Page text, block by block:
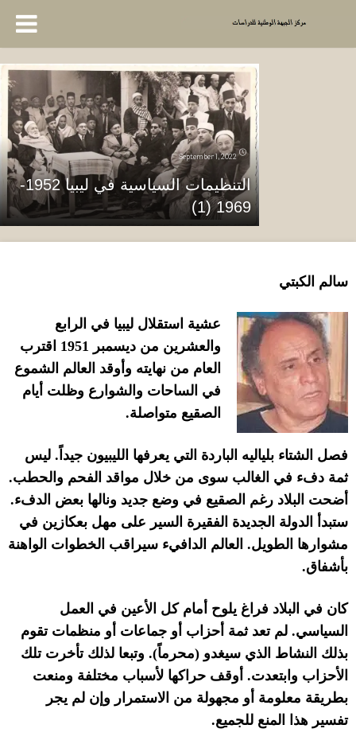
September 1, 2022
التنظيمات السياسية في ليبيا 1952-
1969 (1)
سالم الكبتي
عشية استقلال ليبيا في الرابع
والعشرين من ديسمبر 1951 اقترب
العام من نهايته وأوقد العالم الشموع
في الساحات والشوارع وظلت أيام
الصقيع متواصلة.
فصل الشتاء بلياليه الباردة التي يعرفها الليبيون جيداً . ليس
ثمة دفء في الغالب سوى من خلال مواقد الفحم والحطب.
أضحت البلاد رغم الصقيع في وضع جديد ونالها بعض الدفء.
ستبدأ الدولة الجديدة الفقيرة السير على مهل بعكازين في
مشوارها الطويل. العالم الدافيء سيراقب الخطوات الواهنة
بأشفاق.
كان في البلاد فراغ يلوح أمام كل الأعين في العمل
السياسي. لم تعد ثمة أحزاب أو جماعات أو منظمات تقوم
بذلك النشاط الذي سيغدو (محرماً). وتبعا لذلك تأخرت تلك
الأحزاب وابتعدت. أوقف حراكها لأسباب مختلفة ومنعت
بطريقة معلومة أو مجهولة من الاستمرار وإن لم يجر
تفسير هذا المنع للجميع.